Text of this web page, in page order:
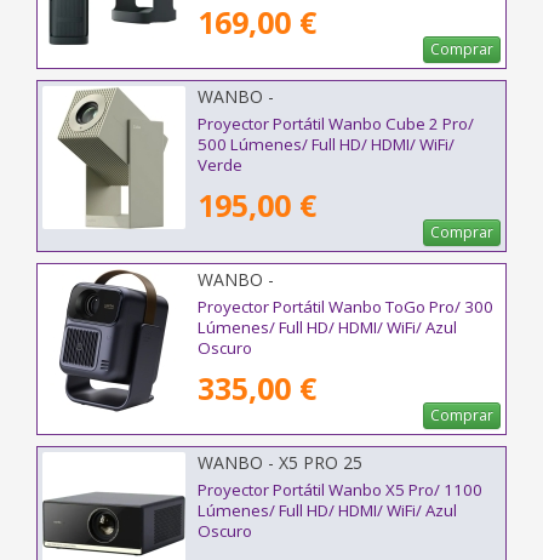
169,00 €
Comprar
WANBO -
Proyector Portátil Wanbo Cube 2 Pro/
500 Lúmenes/ Full HD/ HDMI/ WiFi/
Verde
195,00 €
Comprar
WANBO -
Proyector Portátil Wanbo ToGo Pro/ 300
Lúmenes/ Full HD/ HDMI/ WiFi/ Azul
Oscuro
335,00 €
Comprar
WANBO - X5 PRO 25
Proyector Portátil Wanbo X5 Pro/ 1100
Lúmenes/ Full HD/ HDMI/ WiFi/ Azul
Oscuro